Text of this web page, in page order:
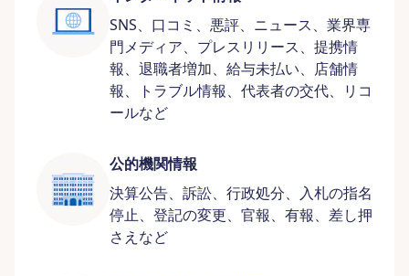
SNS、口コミ、悪評、ニュース、業界専
門メディア、プレスリリース、提携情
報、退職者増加、給与未払い、店舗情
報、トラブル情報、代表者の交代、リコ
ールなど
公的機関情報
決算公告、訴訟、行政処分、入札の指名
停止、登記の変更、官報、有報、差し押
さえなど